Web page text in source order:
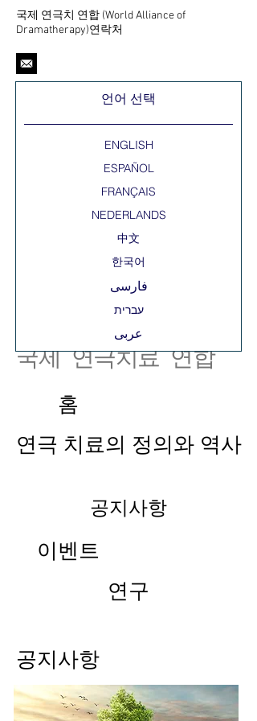
국제 연극치 연합 (World Alliance of
Dramatherapy)연락처
국제 연극치료 연합
언어 선택
中文
ESPAÑOL
한국어
FRANÇAIS
עברית‎
ENGLISH
NEDERLANDS
فارسی
عربى
홈
연극 치료의 정의와 역사
공지사항
이벤트
연구
공지사항